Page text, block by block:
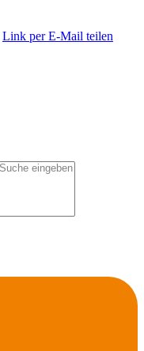
Link per E-Mail teilen